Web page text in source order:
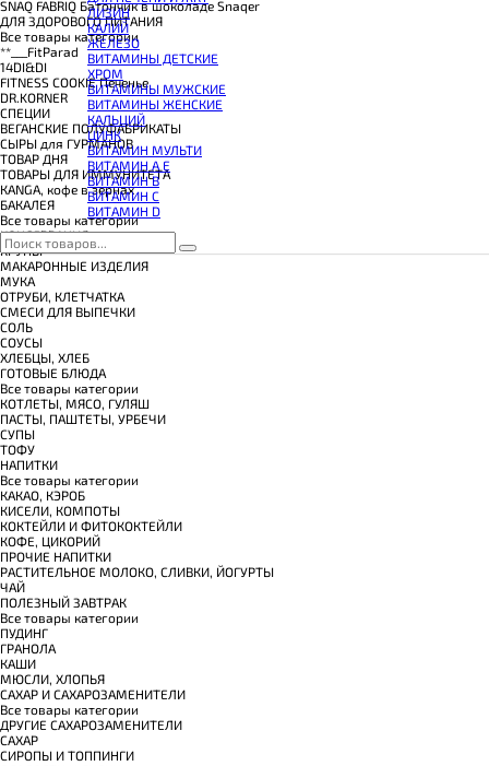
КРЕАТИН
ПОЛЕЗНЫЕ ЖИРЫ
ПРОТЕИН
ПРОТЕИНОВОЕ ПЕЧЕНЬЕ
ПРОТЕИНОВЫЕ БАТОНЧИКИ
ПРОТЕИНОВЫЕ КАШИ
ТЕСТОБУСТЕРЫ
ЦИТРУЛЛИН МАЛАТ
ПРЕДТРЕНИРОВОЧНЫЕ КОМПЛЕКСЫ
ЭНЕРГЕТИКИ И ЖИРОСЖИГАТЕЛИ#
ЛИЗИН
КАЛИЙ
ЖЕЛЕЗО
ВИТАМИНЫ ДЕТСКИЕ
ХРОМ
ВИТАМИНЫ МУЖСКИЕ
ВИТАМИНЫ ЖЕНСКИЕ
КАЛЬЦИЙ
ЦИНК
ВИТАМИН МУЛЬТИ
ВИТАМИН A E
ВИТАМИН B
ВИТАМИН C
ВИТАМИН D
SNAQ FABRIQ Батончик в шоколаде Snaqer
ДЛЯ ЗДОРОВОГО ПИТАНИЯ
Все товары категории
**___FitParad
14DI&DI
FITNESS COOKIE Печенье
DR.KORNER
СПЕЦИИ
ВЕГАНСКИЕ ПОЛУФАБРИКАТЫ
СЫРЫ для ГУРМАНОВ
TОВАР ДНЯ
TОВАРЫ ДЛЯ ИММУНИТЕТА
КANGA, кофе в зернах
БАКАЛЕЯ
Все товары категории
КОНСЕРВАЦИЯ
КРУПЫ
МАКАРОННЫЕ ИЗДЕЛИЯ
МУКА
ОТРУБИ, КЛЕТЧАТКА
СМЕСИ ДЛЯ ВЫПЕЧКИ
СОЛЬ
СОУСЫ
ХЛЕБЦЫ, ХЛЕБ
ГОТОВЫЕ БЛЮДА
Все товары категории
КОТЛЕТЫ, МЯСО, ГУЛЯШ
ПАСТЫ, ПАШТЕТЫ, УРБЕЧИ
СУПЫ
ТОФУ
НАПИТКИ
Все товары категории
КАКАО, КЭРОБ
КИСЕЛИ, КОМПОТЫ
КОКТЕЙЛИ И ФИТОКОКТЕЙЛИ
КОФЕ, ЦИКОРИЙ
ПРОЧИЕ НАПИТКИ
РАСТИТЕЛЬНОЕ МОЛОКО, СЛИВКИ, ЙОГУРТЫ
ЧАЙ
ПОЛЕЗНЫЙ ЗАВТРАК
Все товары категории
ПУДИНГ
ГРАНОЛА
КАШИ
МЮСЛИ, ХЛОПЬЯ
САХАР И САХАРОЗАМЕНИТЕЛИ
Все товары категории
ДРУГИЕ САХАРОЗАМЕНИТЕЛИ
САХАР
СИРОПЫ И ТОППИНГИ